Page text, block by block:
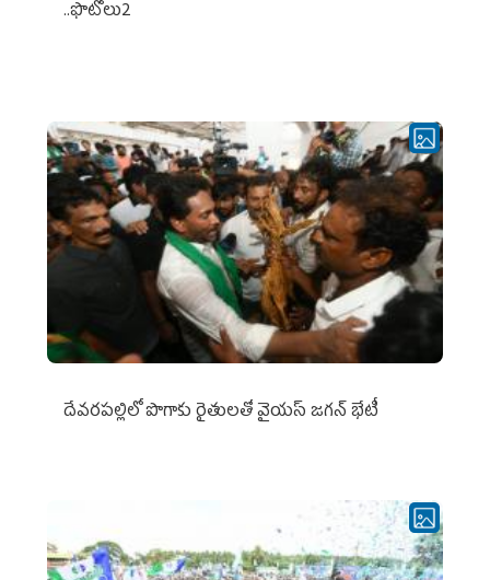
..ఫొటోలు2
దేవరపల్లిలో పొగాకు రైతులతో వైయస్ జగన్ భేటీ